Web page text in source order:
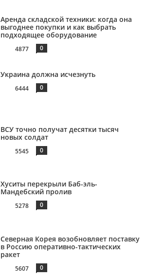
Аренда складской техники: когда она
выгоднее покупки и как выбрать
подходящее оборудование
4877 0
Украина должна исчезнуть
6444 0
ВСУ точно получат десятки тысяч
новых солдат
5545 0
Хуситы перекрыли Баб-эль-
Мандебский пролив
5278 0
Северная Корея возобновляет поставку
в Россию оперативно-тактических
ракет
5607 0